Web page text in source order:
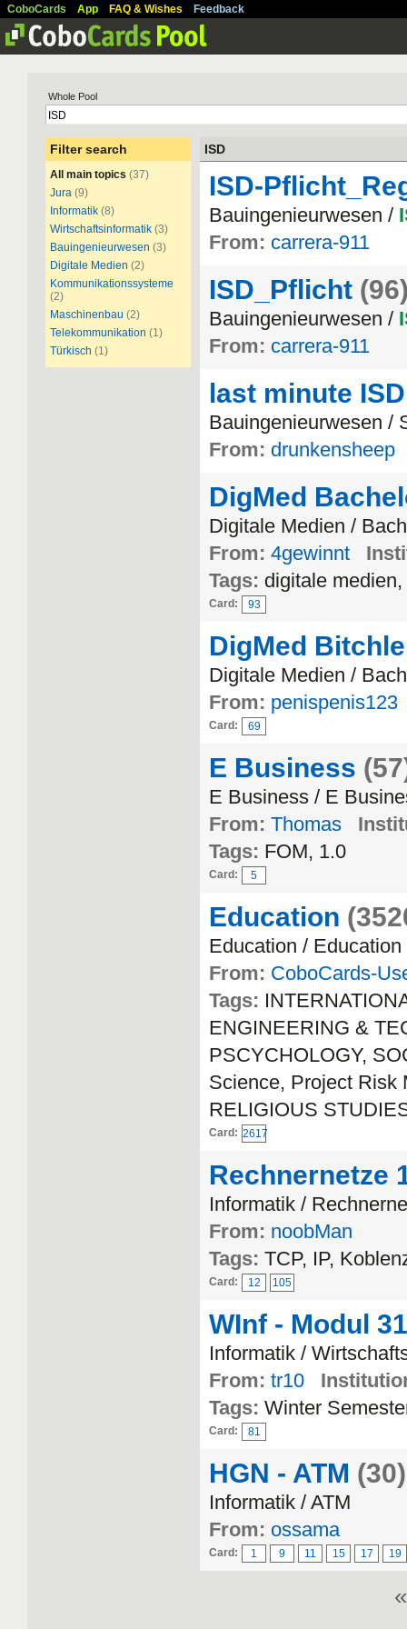
CoboCards App FAQ & Wishes Feedback
Whole Pool
Filter search
All main topics (37)
Jura (9)
Informatik (8)
Wirtschaftsinformatik (3)
Bauingenieurwesen (3)
Digitale Medien (2)
Kommunikationssysteme
(2)
Maschinenbau (2)
Telekommunikation (1)
Türkisch (1)
ISD
ISD-
Bauingenieurwesen /
From: carrera-911
ISD_Pflicht
Bauingenieurwesen /
From: carrera-911
last minute ISD
Bauingenieurwesen /
From: drunkensheep
DigMed
Digitale Medien /
From: 4gewinnt
Tags: digitale
Card: 93
DigMed
Digitale Medien /
From: penispenis123
Card: 69
E Business
E Business / E
From: Thomas
Tags: FOM, 1.0
Card: 5
Education
Education / Education
From: CoboCards-
Tags:
ENGINEERING &
PSCYCHOLOGY,
Science, Project Risk
RELIGIOUS
Card: 2617
Rechnernetze
Informatik /
From: noobMan
Tags: TCP, IP,
Card: 12 105
WInf - Modul
Informatik /
From: tr10
Tags: Winter
Card: 81
HGN - ATM (30)
Informatik / ATM
From: ossama
Card: 1 9 11 15 17 19